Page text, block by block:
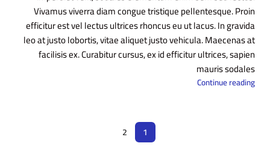
Vivamus viverra diam congue tristique pellentesque. Proin
efficitur est vel lectus ultrices rhoncus eu ut lacus. In gravida
leo at justo lobortis, vitae aliquet justo vehicula. Maecenas at
facilisis ex. Curabitur cursus, ex id efficitur ultrices, sapien
mauris sodales
Continue reading
1
2